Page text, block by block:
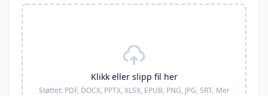
Klikk eller slipp fil her
Støttet: PDF, DOCX, PPTX, XLSX, EPUB, PNG, JPG, SRT, Mer